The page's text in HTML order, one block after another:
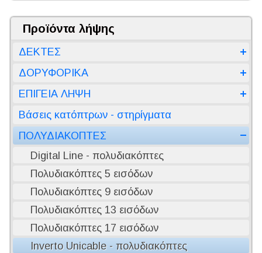
Προϊόντα λήψης
ΔΕΚΤΕΣ
ΔΟΡΥΦΟΡΙΚΑ
ΕΠΙΓΕΙΑ ΛΗΨΗ
Βάσεις κατόπτρων - στηρίγματα
ΠΟΛΥΔΙΑΚΟΠΤΕΣ
Digital Line - πολυδιακόπτες
Πολυδιακόπτες 5 εισόδων
Πολυδιακόπτες 9 εισόδων
Πολυδιακόπτες 13 εισόδων
Πολυδιακόπτες 17 εισόδων
Inverto Unicable - πολυδιακόπτες